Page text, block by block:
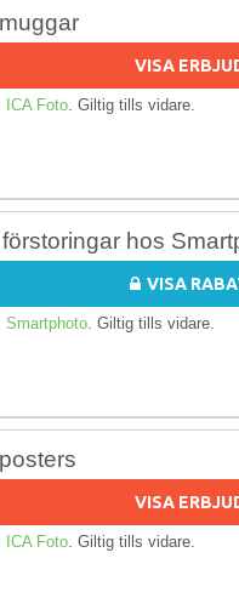
VISA
ICA Foto . Giltig tills vidare.
hos
VISA
Smartphoto . Giltig tills vidare.
VISA
ICA Foto . Giltig tills vidare.